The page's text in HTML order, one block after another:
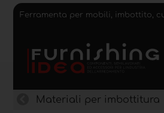
Ferramenta per mobili, imbottito,
Materiali per imbottitura